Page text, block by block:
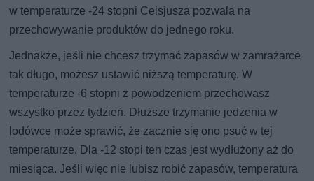
w temperaturze -24 stopni Celsjusza pozwala na
przechowywanie produktów do jednego roku.
Jednakże, jeśli nie chcesz trzymać zapasów w zamrażarce
tak długo, możesz ustawić niższą temperaturę. W
temperaturze -6 stopni z powodzeniem przechowasz
wszystko przez tydzień. Dłuższe trzymanie jedzenia w
lodówce może sprawić, że zacznie się ono psuć w tej
temperaturze. Dla -12 stopi ten czas jest wydłużony aż do
miesiąca. Jeśli więc nie lubisz robić zapasów, temperatura